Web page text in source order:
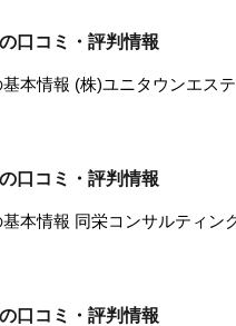
口コミ・評判情報
本情報 (株)ユニタウンエス
口コミ・評判情報
本情報 同栄コンサルティン
口コミ・評判情報